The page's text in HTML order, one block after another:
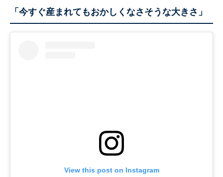
「今すぐ産まれてもおかしくなさそうな大きさ」
View this post on Instagram